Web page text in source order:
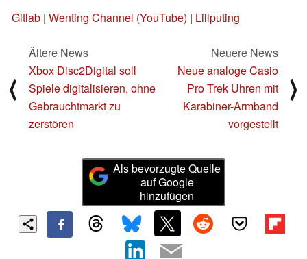
Gitlab | Wenting Channel (YouTube) | Liliputing
⟨
Ältere News
Xbox Disc2Digital soll
Spiele digitalisieren, ohne
Gebrauchtmarkt zu
zerstören
Neuere News
Neue analoge Casio
Pro Trek Uhren mit
Karabiner-Armband
vorgestellt
⟩
Als bevorzugte Quelle
auf Google
hinzufügen